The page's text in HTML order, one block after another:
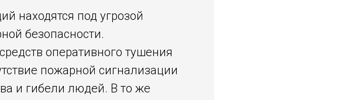
находятся под угрозой
безопасности.
оперативного тушения
пожарной сигнализации
и гибели людей. В то же